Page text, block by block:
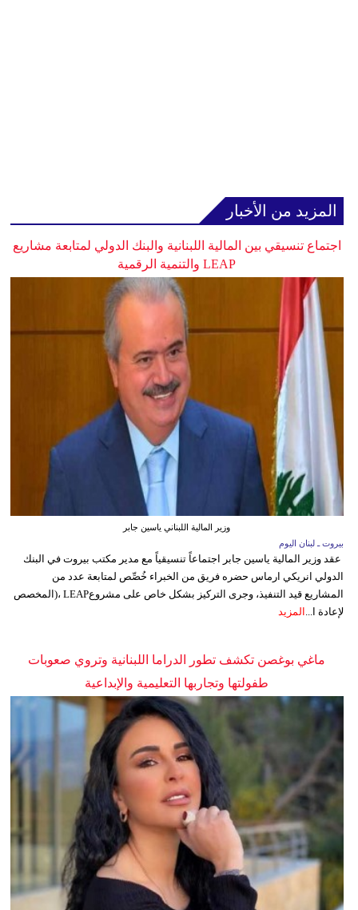
المزيد من الأخبار
اجتماع تنسيقي بين المالية اللبنانية والبنك الدولي لمتابعة مشاريع
LEAP والتنمية الرقمية
وزير المالية اللبناني ياسين جابر
بيروت ـ لبنان اليوم
عقد وزير المالية ياسين جابر اجتماعاً تنسيقياً مع مدير مكتب بيروت في البنك
الدولي انريكي ارماس حضره فريق من الخبراء خُصِّص لمتابعة عدد من
المشاريع قيد التنفيذ، وجرى التركيز بشكل خاص على مشروعLEAP ،(المخصص
لإعادة ا...
المزيد
ماغي بوغصن تكشف تطور الدراما اللبنانية وتروي صعوبات
طفولتها وتجاربها التعليمية والإبداعية